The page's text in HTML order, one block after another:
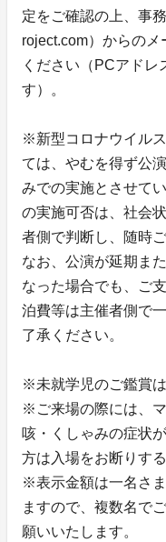
定をご確認の上、事
roject.com）からの
ください（PCアドレ
す）。
※新型コロナウイル
ては、やむを得ず公
みでの実施とさせて
の実施可否は、社会
者側で判断し、随時
なお、公演が延期ま
なった場合でも、ご
泊費等は主催者側で
了承ください。
※未就学児のご鑑賞は
※ご来場の際には、
咳・くしゃみの症状
方は入場をお断りす
※表示金額は一名さ
ますので、複数名で
願いいたします。